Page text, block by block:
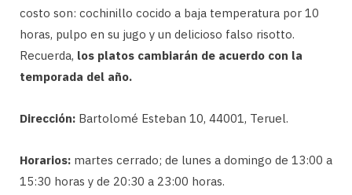
costo son: cochinillo cocido a baja temperatura por 10
horas, pulpo en su jugo y un delicioso falso risotto.
Recuerda, los platos cambiarán de acuerdo con la
temporada del año.
Dirección: Bartolomé Esteban 10, 44001, Teruel.
Horarios: martes cerrado; de lunes a domingo de 13:00 a
15:30 horas y de 20:30 a 23:00 horas.